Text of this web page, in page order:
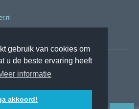
gebruik van cookies om
u de beste ervaring heeft
informatie
akkoord!
het